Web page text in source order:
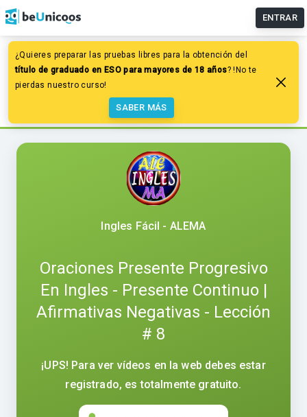
ENTRAR
¿Quieres preparar las pruebas libres para la obtención del
título de graduado en ESO para mayores de 18 años? !No te
pierdas nuestro curso!
SABER MÁS
Idiomas
Inglés: Gramática
Presente Simple, Perfecto y Contínuo
Oraciones Presente Progresivo En Ingles - Presente
Continuo | Afirmativas Negativas - Lección # 8
Ingles Fácil - ALEMA
Oraciones Presente Progresivo
En Ingles - Presente Continuo |
Afirmativas Negativas - Lección
# 8
¡UPS! Para ver vídeos en la web debes estar
registrado, es totalmente gratuito.